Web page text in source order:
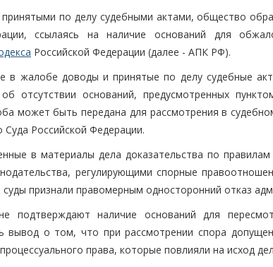
принятыми по делу судебными актами, общество
ссылаясь на наличие оснований для
Российской Федерации (далее - АПК РФ).
в жалобе доводы и принятые по делу судебные
отсутствии оснований, предусмотренных
может быть передана для рассмотрения в
Российской Федерации.
в материалы дела доказательства по правилам
регулирующими спорные
признали правомерным односторонний отказ
подтверждают наличие оснований для
вывод о том, что при рассмотрении спора
права, которые повлияли на исход